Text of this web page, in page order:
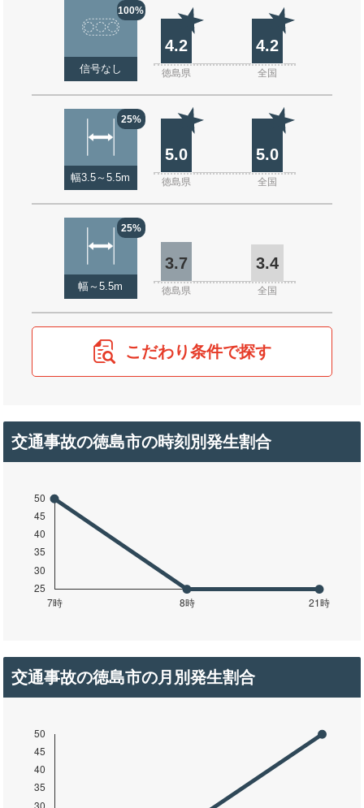
100%
信号なし
4.2 4.2
徳島県 全国
25%
幅3.5～5.5m
5.0 5.0
徳島県 全国
25%
幅～5.5m
3.7 3.4
徳島県 全国
こだわり条件で探す
交通事故の徳島市の時刻別発生割合
交通事故の徳島市の月別発生割合